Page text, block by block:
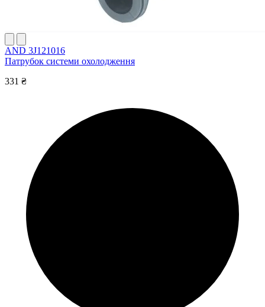
AND 3J121016
Патрубок системи охолодження
331 ₴